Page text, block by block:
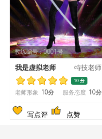
教练编号：0001号
我是虚拟老师 特技老师
10 分
老师形象 10分 服务态度 10分
写点评 点赞